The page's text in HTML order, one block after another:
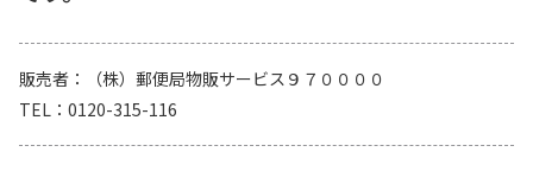
販売者
（株）郵便局物販サービス９７００００
TEL
0120-315-116